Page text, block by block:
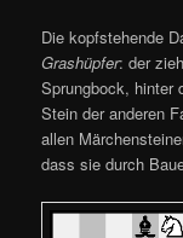
Die kopfstehende
Grashüpfer: der
Sprungbock, hinter
Stein der anderen
allen
dass sie durch